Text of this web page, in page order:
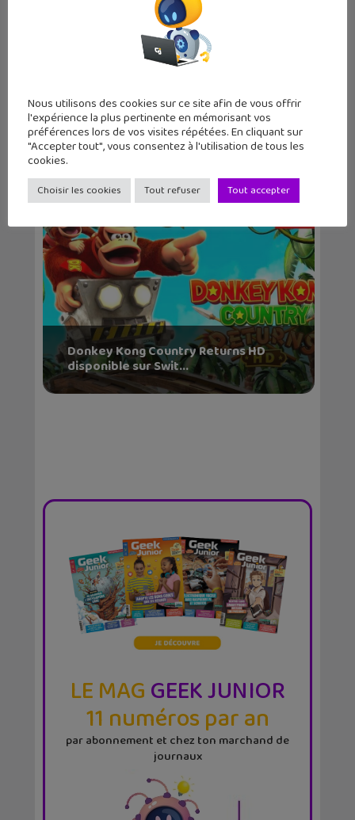
La Nintendo Swith 2 se montre enfin
en vidéo !
Donkey Kong Country Returns HD
disponible sur Swit...
LE MAGGEEK JUNIOR
11 numéros par an
par abonnement et chez ton marchand de
journaux
Nous utilisons des cookies sur ce site afin de vous offrir
l'expérience la plus pertinente en mémorisant vos
préférences lors de vos visites répétées. En cliquant sur
"Accepter tout", vous consentez à l'utilisation de tous les
cookies.
Choisir les cookies Tout refuser Tout accepter